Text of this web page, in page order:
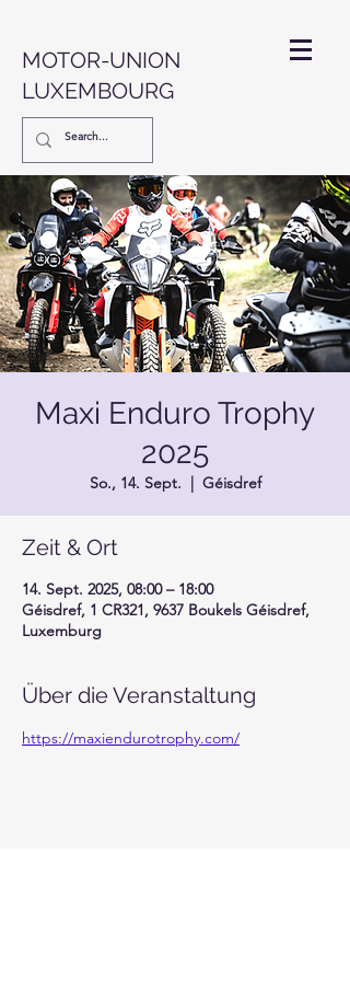
MOTOR-UNION
LUXEMBOURG
Maxi Enduro Trophy
2025
So., 14. Sept.
  |
Géisdref
Zeit & Ort
14. Sept. 2025, 08:00 – 18:00
Géisdref, 1 CR321, 9637 Boukels Géisdref,
Luxemburg
Über die Veranstaltung
https://maxiendurotrophy.com/